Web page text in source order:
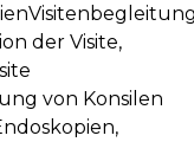
der Visite,
von Konsilen